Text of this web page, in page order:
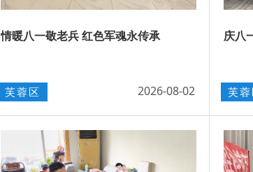
情暖八一敬老兵 红色军魂永传承
芙蓉区 2026-08-02
庆八
芙蓉